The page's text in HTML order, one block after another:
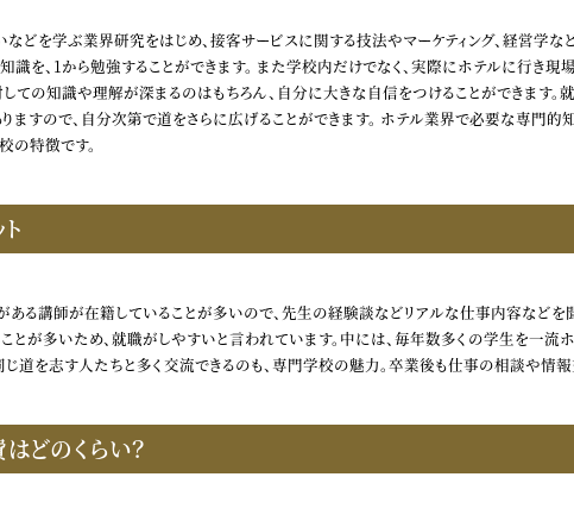
どを学ぶ業界研究をはじめ、接客サービスに関する技法やマーケティング、経営学
識を、1から勉強することができます。 また学校内だけでなく、実際にホテルに行き
ての知識や理解が深まるのはもちろん、自分に大きな自信をつけることができます
りますので、自分次第で道をさらに広げることができます。 ホテル業界で必要な専門
の特徴です。
る講師が在籍していることが多いので、先生の経験談などリアルな仕事内容などを
とが多いため、就職がしやすいと言われています。中には、毎年数多くの学生を一流
じ道を志す人たちと多く交流できるのも、専門学校の魅力。卒業後も仕事の相談や情
どのくらい？